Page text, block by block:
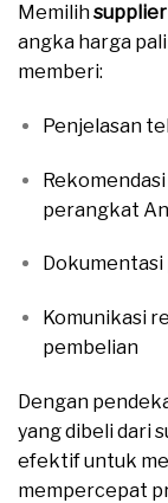
Memilih
angka harga
memberi:
Penjelasan
perangkat
Dokumentasi
Komunikasi
pembelian
Dengan
yang dibeli dari
efektif untuk
mempercepat